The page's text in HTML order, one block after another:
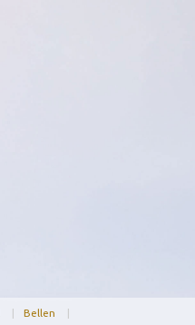
| Bellen |